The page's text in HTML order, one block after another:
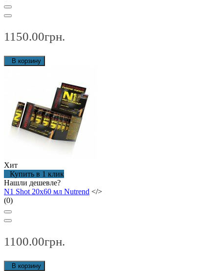
1150.00грн.
В корзину
Хит
Купить в 1 клик
Нашли дешевле?
N1 Shot 20x60 мл Nutrend </>
(0)
1100.00грн.
В корзину